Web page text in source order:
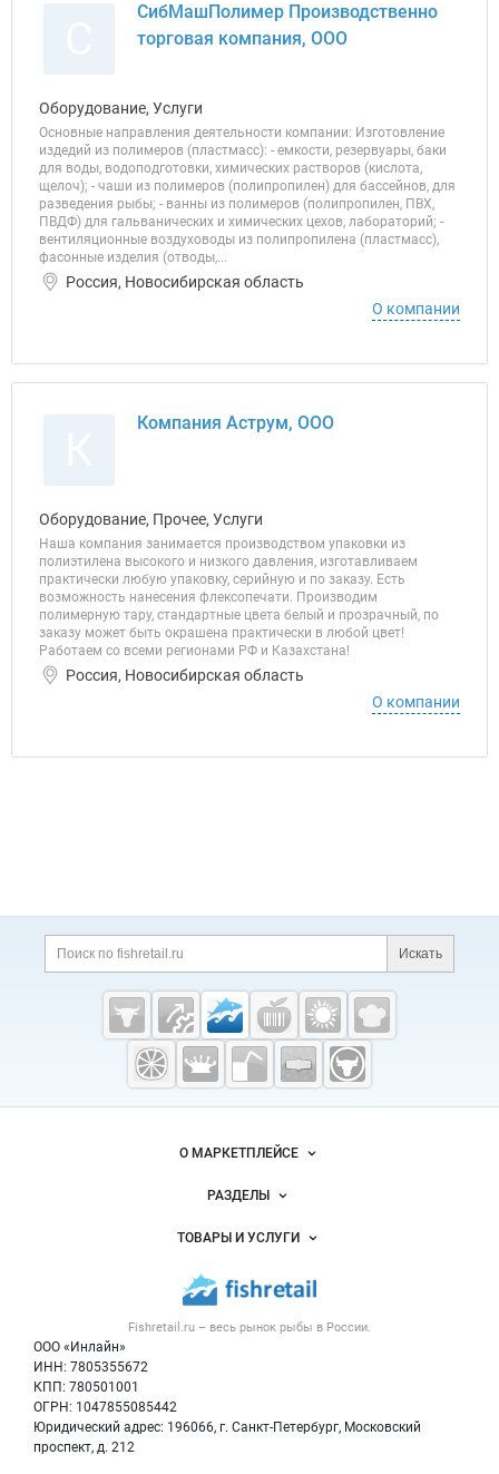
СибМашПолимер Производственно
торговая компания, ООО
Оборудование, Услуги
Основные направления деятельности компании: Изготовление
издедий из полимеров (пластмасс): - емкости, резервуары, баки
для воды, водоподготовки, химических растворов (кислота,
щелоч); - чаши из полимеров (полипропилен) для бассейнов, для
разведения рыбы; - ванны из полимеров (полипропилен, ПВХ,
ПВДФ) для гальванических и химических цехов, лабораторий; -
вентиляционные воздуховоды из полипропилена (пластмасс),
фасонные изделия (отводы,...
Россия, Новосибирская область
О компании
Компания Аструм, ООО
Оборудование, Прочее, Услуги
Наша компания занимается производством упаковки из
полиэтилена высокого и низкого давления, изготавливаем
практически любую упаковку, серийную и по заказу. Есть
возможность нанесения флексопечати. Производим
полимерную тару, стандартные цвета белый и прозрачный, по
заказу может быть окрашена практически в любой цвет!
Работаем со всеми регионами РФ и Казахстана!
Россия, Новосибирская область
О компании
Дополнительная информация
Поиск по сайту и
Искать
Cсылки на полезные проекты
Fishretail.ru —
рыба,
морепродукты
Важные разделы и контакты
Fishretail.ru – весь рынок рыбы в России.
ООО «Инлайн»
ИНН: 7805355672
КПП: 780501001
ОГРН: 1047855085442
Юридический адрес: 196066, г. Санкт-Петербург, Московский
проспект, д. 212
Навигация по сайтуО МАРКЕТПЛЕЙСЕ
Новости Fishretail.ru
Размещение рекламы
Публичная оферта
Контактная информация
Политика обработки персональных данных
РАЗДЕЛЫ
Объявления
Новости рынка
Блог
ТОВАРЫ И УСЛУГИ
Рыба
Икра